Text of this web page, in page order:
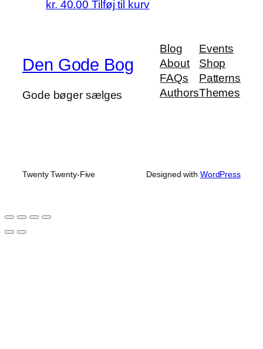
kr. 40.00 Tilføj til kurv
Den Gode Bog
Gode bøger sælges
Blog
About
FAQs
Authors
Events
Shop
Patterns
Themes
Twenty Twenty-Five Designed with WordPress